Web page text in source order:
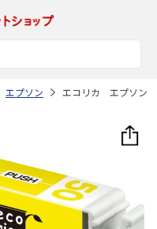
エプソン エコリカ エプソン